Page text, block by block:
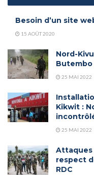
Besoin d’un site
15 AOÛT 2020
Nord-
Butembo
25 MAI 2022
Kikwit :
25 MAI 2022
Attaques
respect
RDC